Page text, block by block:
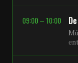
09:00 – 10:00